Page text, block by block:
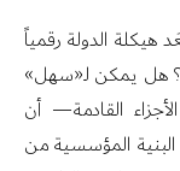
هيكلة الدولة رقمياً
هل يمكن لـ«سهل»
القادمة— أن
المؤسسية من